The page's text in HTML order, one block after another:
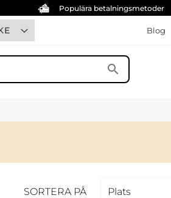
Populära betalningsmetoder
Blog
search
SORTERA PÅ